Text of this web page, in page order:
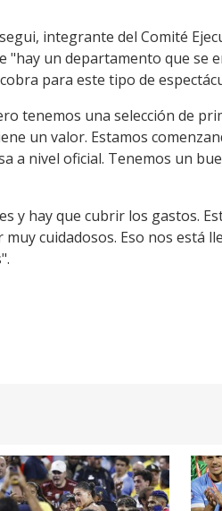
integrante del Comité
un departamento que se
para este tipo de
tenemos una selección de
un valor. Estamos
a nivel oficial. Tenemos un
y hay que cubrir los gastos.
cuidadosos. Eso nos está